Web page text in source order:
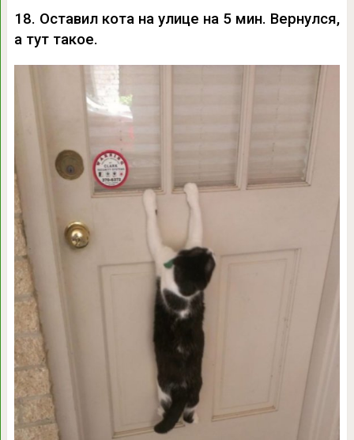
18. Оставил кота на улице на 5 мин. Вернулся,
а тут такое.